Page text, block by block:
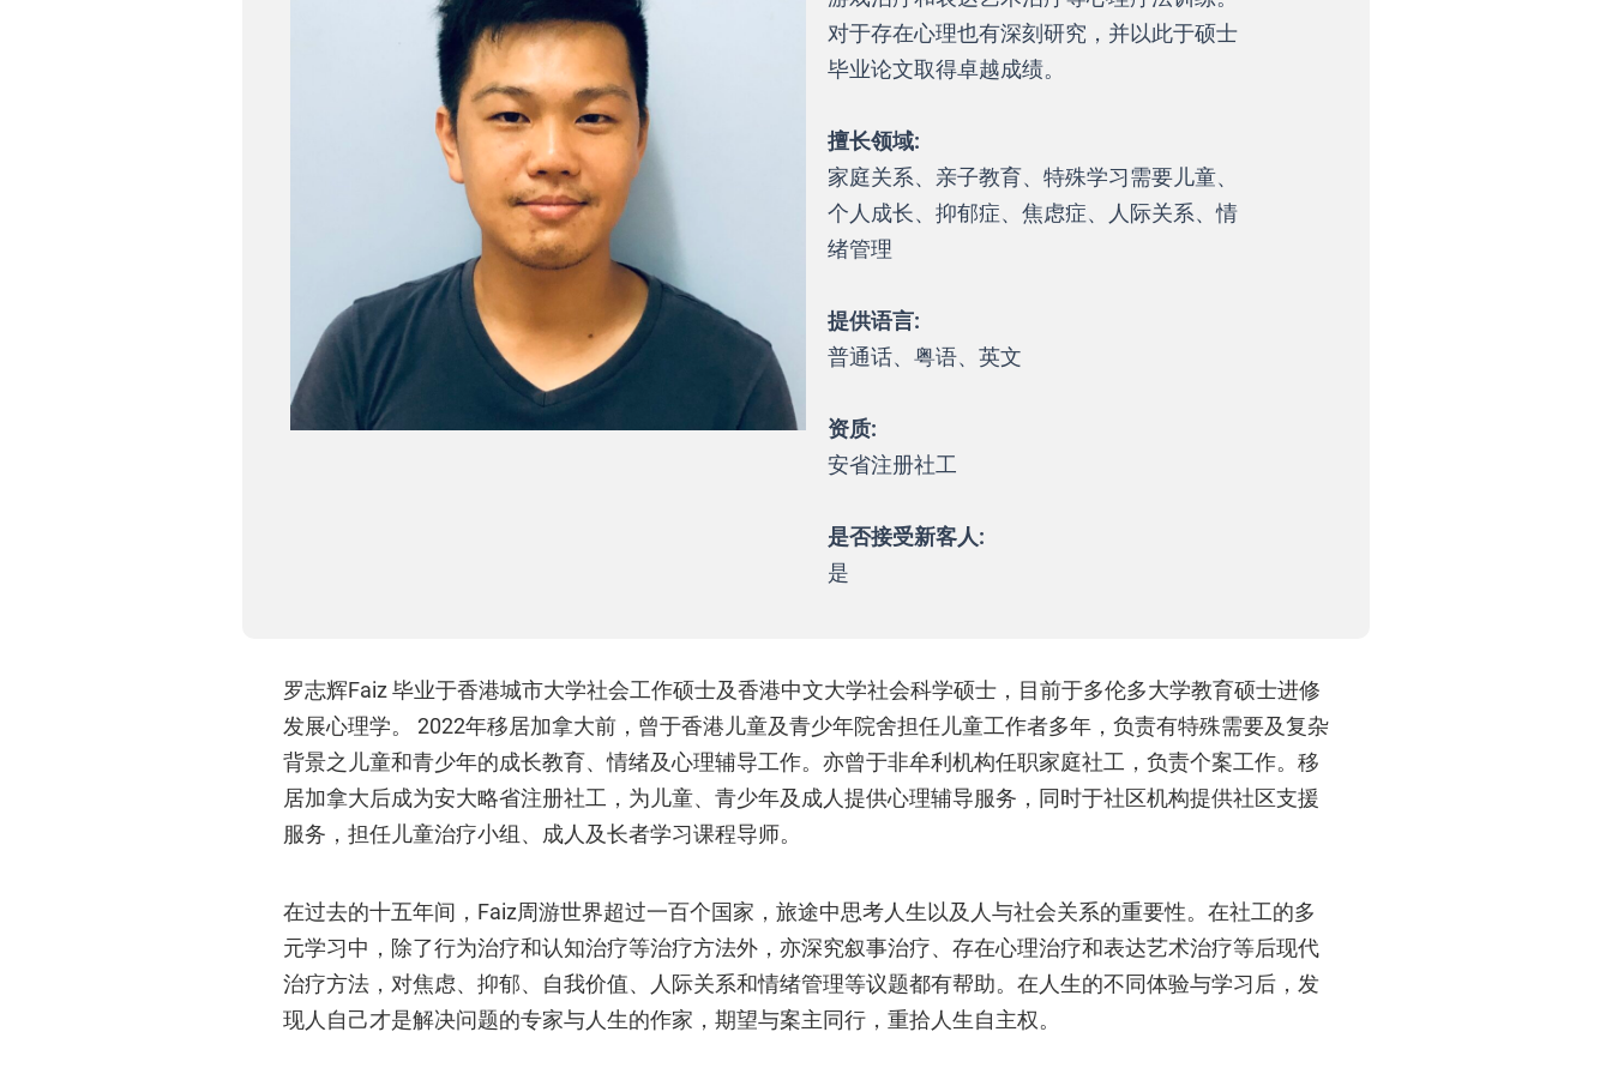
对于存在心理也有深刻研究，并以此于硕士
毕业论文取得卓越成绩。
擅长领域:
家庭关系、亲子教育、特殊学习需要儿童、
个人成长、抑郁症、焦虑症、人际关系、情
绪管理
提供语言:
普通话、粤语、英文
资质:
安省注册社工
是否接受新客人:
是
罗志辉Faiz 毕业于香港城市大学社会工作硕士及香港中文大学社会科学硕士，目前于多伦多大学教育硕士进修
发展心理学。 2022年移居加拿大前，曾于香港儿童及青少年院舍担任儿童工作者多年，负责有特殊需要及复杂
背景之儿童和青少年的成长教育、情绪及心理辅导工作。亦曾于非牟利机构任职家庭社工，负责个案工作。移
居加拿大后成为安大略省注册社工，为儿童、青少年及成人提供心理辅导服务，同时于社区机构提供社区支援
服务，担任儿童治疗小组、成人及长者学习课程导师。
在过去的十五年间，Faiz周游世界超过一百个国家，旅途中思考人生以及人与社会关系的重要性。在社工的多
元学习中，除了行为治疗和认知治疗等治疗方法外，亦深究叙事治疗、存在心理治疗和表达艺术治疗等后现代
治疗方法，对焦虑、抑郁、自我价值、人际关系和情绪管理等议题都有帮助。在人生的不同体验与学习后，发
现人自己才是解决问题的专家与人生的作家，期望与案主同行，重拾人生自主权。